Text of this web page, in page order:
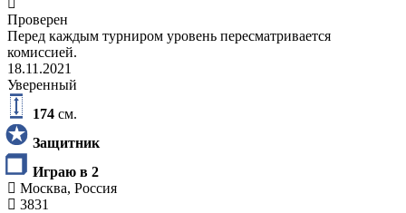
Проверен
Перед каждым турниром уровень пересматривается
комиссией.
18.11.2021
Уверенный
174 см.
Защитник
Играю в 2
Москва, Россия
3831